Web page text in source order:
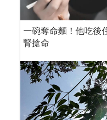
一碗奪命麵！他吃
腎搶命